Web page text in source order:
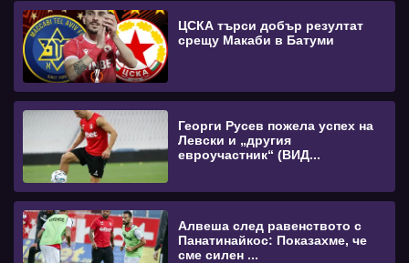
ЦСКА търси добър резултат
срещу Макаби в Батуми
Георги Русев пожела успех на
Левски и „другия
евроучастник“ (ВИД...
Алвеша след равенството с
Панатинайкос: Показахме, че
сме силен ...